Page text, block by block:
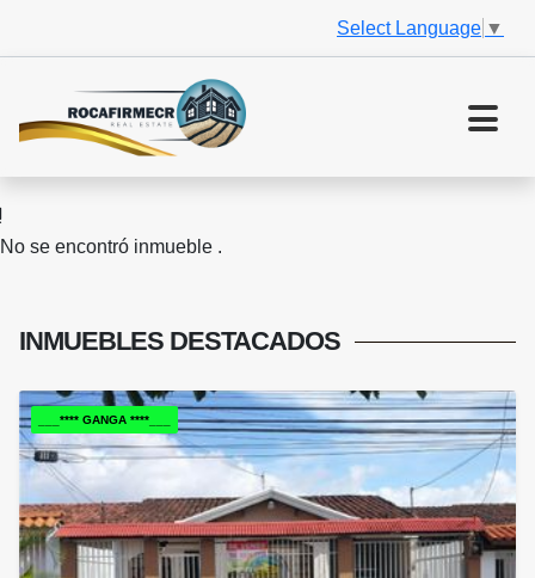
Select Language ▼
No se encontró inmueble .
INMUEBLES DESTACADOS
___**** GANGA ****___